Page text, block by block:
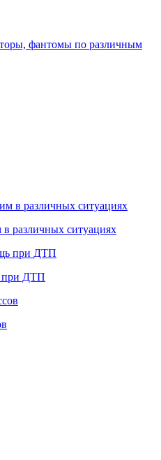
фантомы по различным
различных ситуациях
при ДТП